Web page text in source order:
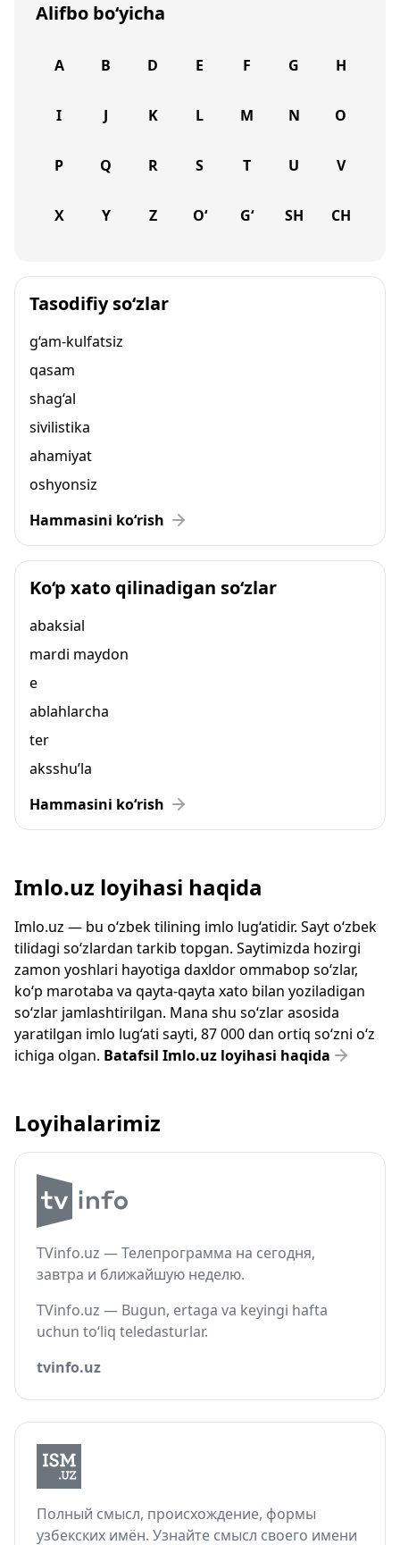
Alifbo bo‘yicha
A B D E F G H
I J K L M N O
P Q R S T U V
X Y Z O‘ G‘ SH CH
Tasodifiy so‘zlar
g‘am-kulfatsiz
qasam
shag‘al
sivilistika
ahamiyat
oshyonsiz
Hammasini ko‘rish
Ko‘p xato qilinadigan so‘zlar
abaksial
mardi maydon
e
ablahlarcha
ter
aksshu’la
Hammasini ko‘rish
Imlo.uz loyihasi haqida
Imlo.uz — bu o‘zbek tilining imlo lug‘atidir. Sayt o‘zbek
tilidagi so‘zlardan tarkib topgan. Saytimizda hozirgi
zamon yoshlari hayotiga daxldor ommabop so‘zlar,
ko‘p marotaba va qayta-qayta xato bilan yoziladigan
so‘zlar jamlashtirilgan. Mana shu so‘zlar asosida
yaratilgan imlo lug‘ati sayti, 87 000 dan ortiq so‘zni o‘z
ichiga olgan. Batafsil Imlo.uz loyihasi haqida
Loyihalarimiz
TVinfo.uz — Телепрограмма на сегодня,
завтра и ближайшую неделю.
TVinfo.uz — Bugun, ertaga va keyingi hafta
uchun to‘liq teledasturlar.
tvinfo.uz
Полный смысл, происхождение, формы
узбекских имён. Узнайте смысл своего имени